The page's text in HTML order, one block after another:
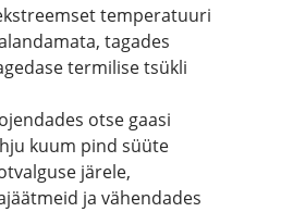
temperatuuri
tagades
termilise tsükli
otse gaasi
kuum pind süüte
järele,
ja vähendades